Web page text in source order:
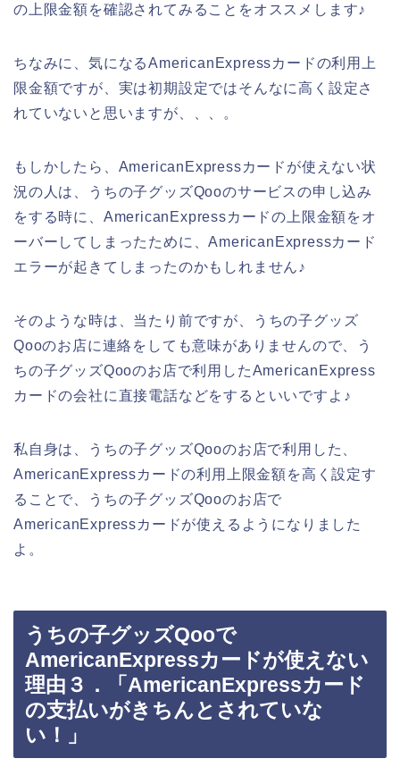
の上限金額を確認されてみることをオススメします♪
ちなみに、気になるAmericanExpressカードの利用上
限金額ですが、実は初期設定ではそんなに高く設定さ
れていないと思いますが、、、。
もしかしたら、AmericanExpressカードが使えない状
況の人は、うちの子グッズQooのサービスの申し込み
をする時に、AmericanExpressカードの上限金額をオ
ーバーしてしまったために、AmericanExpressカード
エラーが起きてしまったのかもしれません♪
そのような時は、当たり前ですが、うちの子グッズ
Qooのお店に連絡をしても意味がありませんので、う
ちの子グッズQooのお店で利用したAmericanExpress
カードの会社に直接電話などをするといいですよ♪
私自身は、うちの子グッズQooのお店で利用した、
AmericanExpressカードの利用上限金額を高く設定す
ることで、うちの子グッズQooのお店で
AmericanExpressカードが使えるようになりました
よ。
うちの子グッズQooで
AmericanExpressカードが使えない
理由３．「AmericanExpressカード
の支払いがきちんとされていな
い！」